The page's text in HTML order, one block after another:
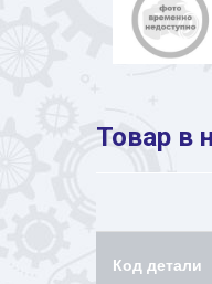
Товар в
Код детали